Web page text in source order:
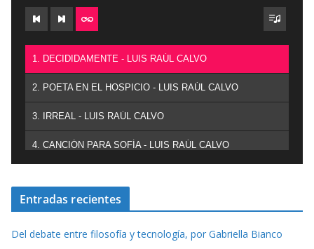
1. DECIDIDAMENTE - LUIS RAÚL CALVO
2. POETA EN EL HOSPICIO - LUIS RAÚL CALVO
3. IRREAL - LUIS RAÚL CALVO
4. CANCIÓN PARA SOFÍA - LUIS RAÚL CALVO
Entradas recientes
Del debate entre filosofía y tecnología, por Gabriella Bianco